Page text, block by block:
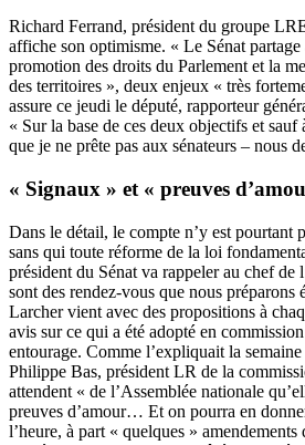
Richard Ferrand, président du groupe
affiche son optimisme. « Le Sénat partage
promotion des droits du Parlement et la
des territoires », deux enjeux « très
assure ce jeudi le député, rapporteur
« Sur la base de ces deux objectifs et
que je ne prête pas aux sénateurs – nous
« Signaux » et « preuves
Dans le détail, le compte n’y est pourtant
sans qui toute réforme de la loi
président du Sénat va rappeler au chef de
sont des rendez-vous que nous préparons
Larcher vient avec des propositions à
avis sur ce qui a été adopté en
entourage. Comme l’expliquait la
Philippe Bas, président LR de la
attendent « de l’Assemblée nationale
preuves d’amour… Et on pourra en
l’heure, à part « quelques »